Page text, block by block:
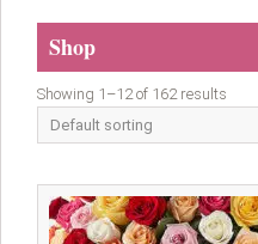
Shop
Showing 1–12 of 162 results